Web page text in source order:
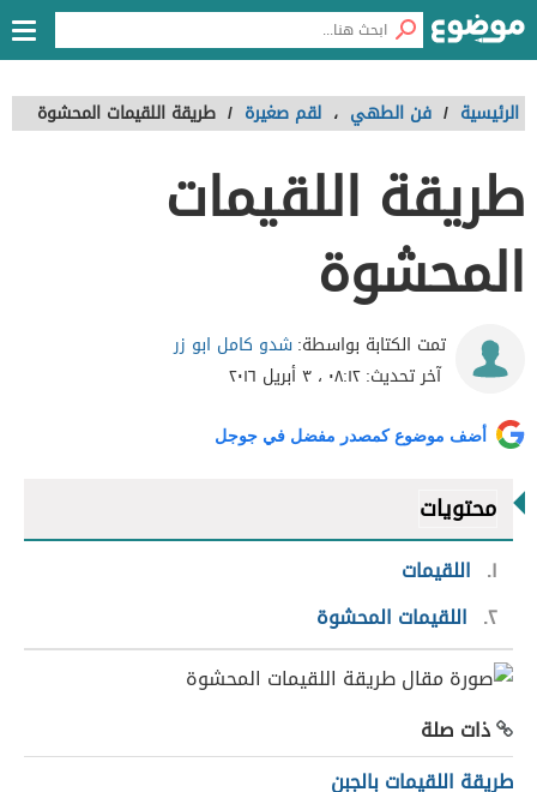
الرئيسية / فن الطهي ، لقم صغيرة / طريقة اللقيمات المحشوة
طريقة اللقيمات
المحشوة
تمت الكتابة بواسطة:شدو كامل ابو زر
آخر تحديث:٠٨:١٢ ، ٣ أبريل ٢٠١٦
أضف موضوع كمصدر مفضل في جوجل
محتويات
١
اللقيمات
٢ اللقيمات المحشوة
ذات صلة
طريقة اللقيمات بالجبن